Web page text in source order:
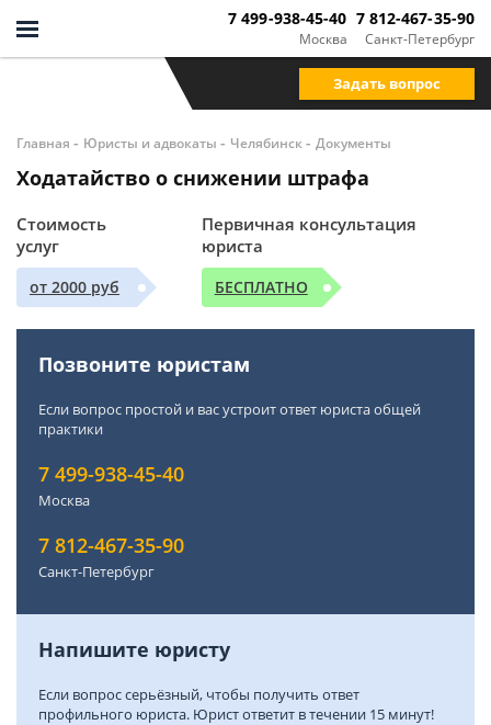
Москва
7 499-938-45-40
Санкт-Петербург
7 812-467-35-90
Задать вопрос
Главная - Юристы и адвокаты - Челябинск- Документы
Ходатайство о снижении штрафа
Стоимость
услуг
от 2000 руб
Первичная консультация
юриста
БЕСПЛАТНО
Позвоните юристам
Если вопрос простой и вас устроит ответ юриста общей
практики
7 499-938-45-40
Москва
7 812-467-35-90
Санкт-Петербург
Напишите юристу
Если вопрос серьёзный, чтобы получить ответ
профильного юриста. Юрист ответит в течении 15 минут!